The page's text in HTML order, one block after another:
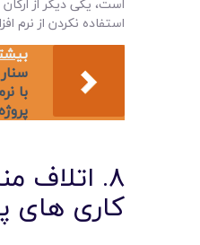
استفاده نکردن از نرم
با
۸. اتلاف
کاری های